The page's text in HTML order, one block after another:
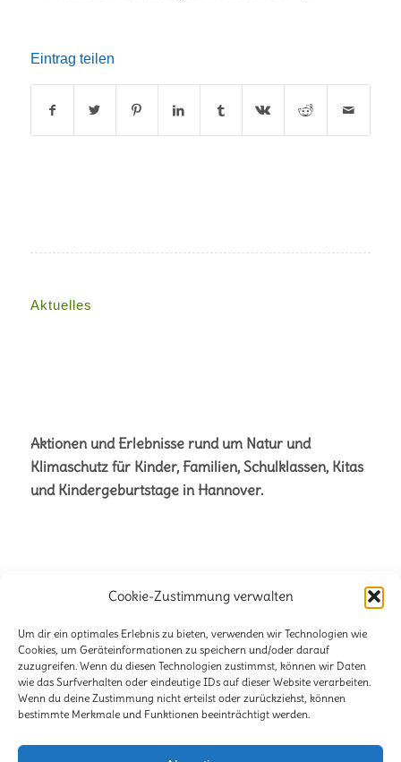
Cookie-Zustimmung verwalten
Um dir ein optimales Erlebnis zu bieten, verwenden wir Technologien wie
Cookies, um Geräteinformationen zu speichern und/oder darauf
zuzugreifen. Wenn du diesen Technologien zustimmst, können wir Daten
wie das Surfverhalten oder eindeutige IDs auf dieser Website verarbeiten.
Wenn du deine Zustimmung nicht erteilst oder zurückziehst, können
bestimmte Merkmale und Funktionen beeinträchtigt werden.
Eintrag teilen
Aktuelles
Aktionen und Erlebnisse rund um Natur und
Klimaschutz für Kinder, Familien, Schulklassen, Kitas
und Kindergeburtstage in Hannover.
Verena + Volker Stahnke GbR
Stöckener Str. 125
30419 Hannover
Telefon: 0511-2281471